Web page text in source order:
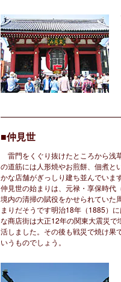
■仲見世
雷門をくぐり抜けたところから浅
の道筋には人形焼やお煎餅、佃煮と
かな店舗がぎっしり建ち並んでいま
仲見世の始まりは、元禄・享保時
境内の清掃の賦役をかせられていた
まりだそうです明治18年（1885）
な商店街は大正12年の関東大震災
活しました。その後も戦災で焼け果
いうものでしょう。